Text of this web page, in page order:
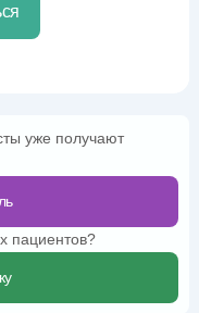
уже получают
пациентов?